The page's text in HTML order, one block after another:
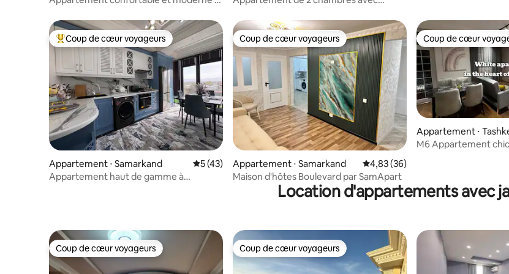
Coups de cœur voyageurs les plus appréciés
Coup de cœur voyageurs
Appartement ⋅ Samarkand Évaluation moyenne sur la base de 43 commentaires : 5 sur 5
5 (43)
Appartement haut de gamme à
Coup de cœur voyageurs
Coup de cœur voyageurs
Appartement ⋅ Samarkand Évaluation moyenne sur la base
4,83 (36)
Maison d'hôtes Boulevard par SamApart
Coup de cœur
Coup de cœur
Appartement ⋅
M6 Appartement
Location d'appartements avec
Coup de cœur voyageurs
Coup de cœur voyageurs Coup de cœur voyageurs
Coup de cœur voyageurs